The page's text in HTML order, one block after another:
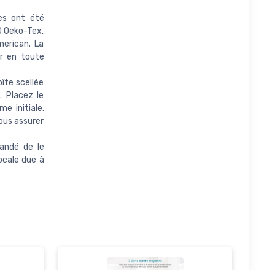
ont été
Tex,
La
en toute
scellée
Placez le
initiale.
assurer
de le
due à